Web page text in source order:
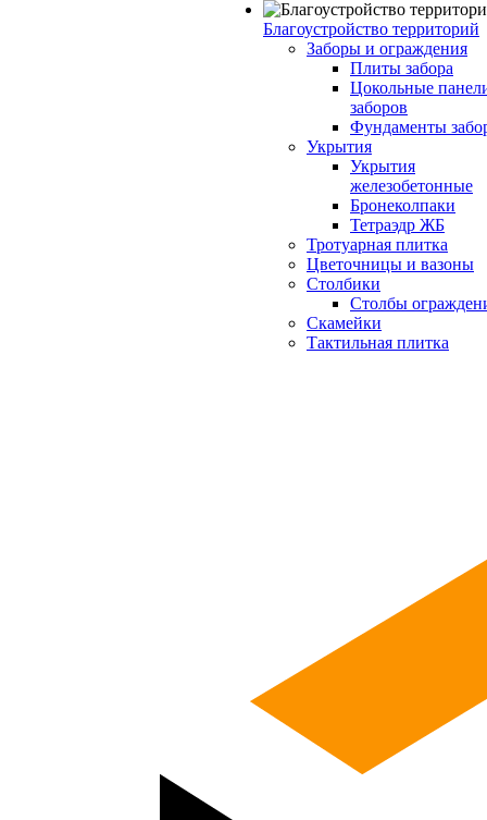
Благоустройство территорий
Заборы и ограждения
Плиты забора
Цокольные
заборов
Фундаменты
Укрытия
Укрытия
железобетонные
Бронеколпаки
Тетраэдр ЖБ
Тротуарная плитка
Цветочницы и вазоны
Столбики
Столбы
Скамейки
Тактильная плитка